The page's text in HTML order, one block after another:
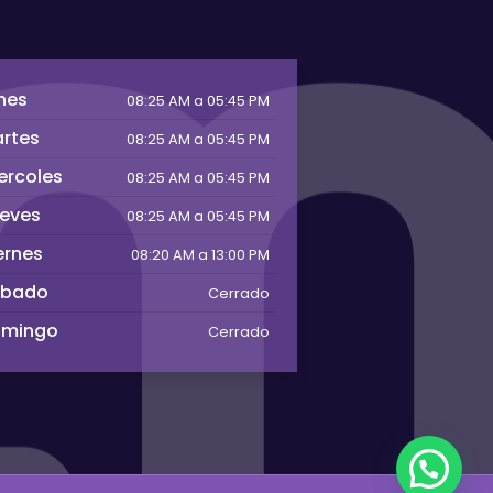
08:25 AM a 05:45 PM
08:25 AM a 05:45 PM
08:25 AM a 05:45 PM
08:25 AM a 05:45 PM
08:20 AM a 13:00 PM
Cerrado
Cerrado